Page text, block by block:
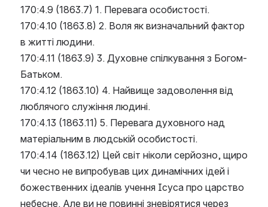
170:4.9 (1863.7) 1. Перевага особистості.
170:4.10 (1863.8) 2. Воля як визначальний фактор
в житті людини.
170:4.11 (1863.9) 3. Духовне спілкування з Богом-
Батьком.
170:4.12 (1863.10) 4. Найвище задоволення від
люблячого служіння людині.
170:4.13 (1863.11) 5. Перевага духовного над
матеріальним в людській особистості.
170:4.14 (1863.12) Цей світ ніколи серйозно, щиро
чи чесно не випробував цих динамічних ідей і
божественних ідеалів учення Ісуса про царство
небесне. Але ви не повинні зневірятися через